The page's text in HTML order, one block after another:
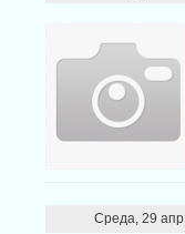
Среда, 29